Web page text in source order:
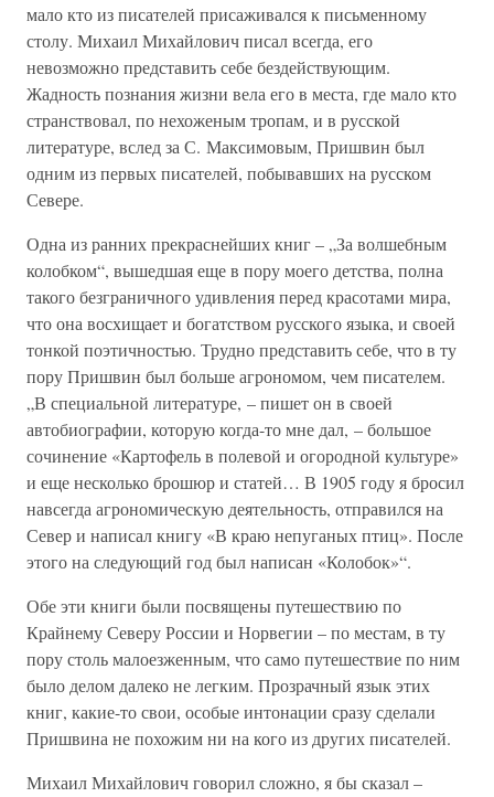
мало кто из писателей присаживался к письменному
столу. Михаил Михайлович писал всегда, его
невозможно представить себе бездействующим.
Жадность познания жизни вела его в места, где мало кто
странствовал, по нехоженым тропам, и в русской
литературе, вслед за С. Максимовым, Пришвин был
одним из первых писателей, побывавших на русском
Севере.
Одна из ранних прекраснейших книг – „За волшебным
колобком“, вышедшая еще в пору моего детства, полна
такого безграничного удивления перед красотами мира,
что она восхищает и богатством русского языка, и своей
тонкой поэтичностью. Трудно представить себе, что в ту
пору Пришвин был больше агрономом, чем писателем.
„В специальной литературе, – пишет он в своей
автобиографии, которую когда-то мне дал, – большое
сочинение «Картофель в полевой и огородной культуре»
и еще несколько брошюр и статей… В 1905 году я бросил
навсегда агрономическую деятельность, отправился на
Север и написал книгу «В краю непуганых птиц». После
этого на следующий год был написан «Колобок»“.
Обе эти книги были посвящены путешествию по
Крайнему Северу России и Норвегии – по местам, в ту
пору столь малоезженным, что само путешествие по ним
было делом далеко не легким. Прозрачный язык этих
книг, какие-то свои, особые интонации сразу сделали
Пришвина не похожим ни на кого из других писателей.
Михаил Михайлович говорил сложно, я бы сказал –